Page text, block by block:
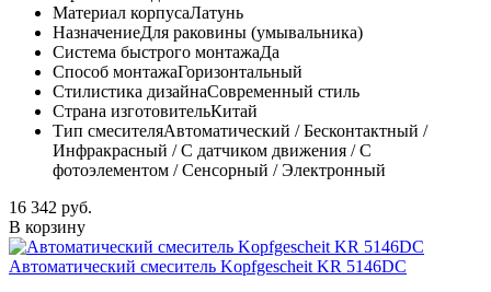
Материал корпусаЛатунь
НазначениеДля раковины (умывальника)
Система быстрого монтажаДа
Способ монтажаГоризонтальный
Стилистика дизайнаСовременный стиль
Страна изготовительКитай
Тип смесителяАвтоматический / Бесконтактный /
Инфракрасный / С датчиком движения / С
фотоэлементом / Сенсорный / Электронный
16 342 руб.
В корзину
Автоматический смеситель Kopfgescheit KR 5146DC